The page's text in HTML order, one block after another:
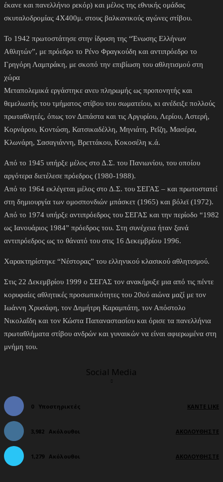
έκανε και πανελλήνιο ρεκόρ) και μέλος της εθνικής ομάδας
σκυταλοδρομίας 4Χ400μ. στους βαλκανικούς αγώνες στίβου.
Το 1942 πρωτοστάτησε στην ίδρυση της “Ένωσης Ελλήνων
Αθλητών”, με πρόεδρο το Ρένο Φραγκούδη και αντιπρόεδρο το
Γρηγόρη Λαμπράκη, με σκοπό την επιβίωση του αθλητισμού στη
χώρα
Μεταπολεμικά εργάστηκε ανευ πληρωμής ως προπονητής και
θεμελιωτής του τμήματος στίβου του σωματείου, κι ανέδειξε πολλούς
πρωταθλητές, όπως τον Δεπάστα και τις Αργυρίου, Λερίου, Αστερή,
Κορνάρου, Κοντώση, Κατσικαδέλλη, Μηνιάτη, Ρεΐζη, Μασέρα,
Κλωνάρη, Σασαγιάννη, Βρεττάκου, Κοκοσέλη κ.ά.
Από το 1945 υπήρξε μέλος στο Δ.Σ. του Πανιωνίου, του οποίου
αργότερα διετέλεσε πρόεδρος (1980-1988).
Από το 1964 εκλέγεται μέλος στο Δ.Σ. του ΣΕΓΑΣ – και πρωτοστατεί
στη δημιουργία των ομοσπονδιών μπάσκετ (1965) και βόλεϊ (1972).
Από το 1974 υπήρξε αντιπρόεδρος του ΣΕΓΑΣ και την περίοδο “1982
ως Ιανουάριος 1984” πρόεδρος του. Στη συνέχεια ήταν ξανά
αντιπρόεδρος ως το θάνατό του στις 16 Δεκεμβρίου 1996.
Χαρακτηρίστηκε “Νέστορας” του ελληνικού κλασικού αθλητισμού.
Στις 22 Δεκεμβρίου 1999 ο ΣΕΓΑΣ τον ανακήρυξε μια από τις πέντε
κορυφαίες αθλητικές προσωπικότητες του 20ού αιώνα μαζί με τον
Ιωάννη Χρυσάφη, τον Δημήτρη Καραμπάτη, τον Απόστολο
Νικολαΐδη και τον Κώστα Παπαναστασίου και όρισε τα πανελλήνια
πρωταθλήματα στίβου ανδρών και γυναικών να είναι αφιερωμένα στη
μνήμη του.
Social Media
0 Υποστηρικτές ΚΆΝΤΕ LIKE
3,982 Ακόλουθοι ΑΚΟΛΟΥΘΉΣΤΕ
1,279 Ακόλουθοι ΑΚΟΛΟΥΘΉΣΤΕ